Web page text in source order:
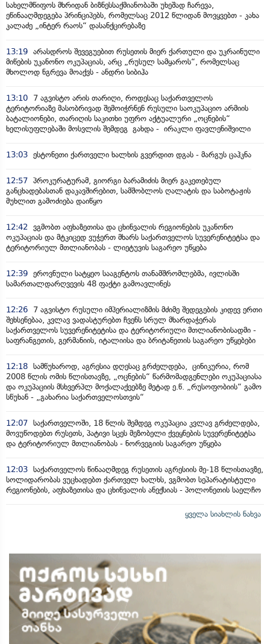
სახელმწიფოს მხრიდან ბიზნესსაქმიანობაში უხეშად ჩარევა,
ეწინააღმდეგება პრინციპებს, რომელსაც 2012 წლიდან მოვყვებთ - კახა
კალაძე „ინტერ რაოს“ დასანქცირებაზე
13:19 არასდროს შევეგუებით რუსეთის მიერ ქართული და უკრაინული
მიწების უკანონო ოკუპაციას, არც „რუსულ სამყაროს“, რომელსაც
მხოლოდ ნგრევა მოაქვს - ანდრი სიბიჰა
13:10
7 აგვისტო არის თარიღი, როდესაც საქართველოს
ტერიტორიაზე მასობრივად შემოიჭრნენ რუსული საოკუპაციო არმიის
ბატალიონები, თარიღის საკითხი უფრო აქტუალური „ოცნების“
ხელისუფლებაში მოსვლის შემდეგ გახდა - ირაკლი ფავლენიშვილი
13:03 ესტონეთი ქართველი ხალხის გვერდით დგას - მარგუს ცაჰკნა
12:57 პროკურატურამ, გიორგი ბარამიძის მიერ გაკეთებულ
განცხადებასთან დაკავშირებით, სამშობლოს ღალატის და საბოტაჟის
მუხლით გამოძიება დაიწყო
12:42 ვგმობთ აფხაზეთისა და ცხინვალის რეგიონების უკანონო
ოკუპაციას და მტკიცედ ვუჭერთ მხარს საქართველოს სუვერენიტეტსა და
ტერიტორიულ მთლიანობას - ლიეტუვის საგარეო უწყება
12:39 ეროვნული სატყეო სააგენტოს თანამშრომლებმა, ივლისში
სამართალდარღვევის 48 ფაქტი გამოავლინეს
12:26
7 აგვისტო რუსული იმპერიალიზმის მძიმე შედეგების კიდევ ერთი
შეხსენებაა, კვლავ ვადასტურებთ ჩვენს სრულ მხარდაჭერას
საქართველოს სუვერენიტეტისა და ტერიტორიული მთლიანობისადმი -
საფრანგეთის, გერმანიის, იტალიისა და ბრიტანეთის საგარეო უწყებები
12:18 სამწუხაროდ, აგრესია დღესაც გრძელდება, ცინიკურია, რომ
2008 წლის ომის წლისთავზე, „ოცნების“ წარმომადგენლები ოკუპაციასა
და ოკუპაციის მსხვერპლ მოქალაქეებზე მეტად ე.წ. „რუსოფობიის“ გამო
სწუხან - „გახარია საქართველოსთვის“
12:07 საქართველოში, 18 წლის შემდეგ ოკუპაცია კვლავ გრძელდება,
მოვუწოდებთ რუსეთს, პატივი სცეს მეზობელი ქვეყნების სუვერენიტეტსა
და ტერიტორიულ მთლიანობას - ნორვეგიის საგარეო უწყება
12:03 საქართველოს წინააღმდეგ რუსეთის აგრესიის მე-18 წლისთავზე,
სოლიდარობას ვუცხადებთ ქართველ ხალხს, ვგმობთ სეპარატისტული
რეგიონების, აფხაზეთისა და ცხინვალის ანექსიას - პოლონეთის საელჩო
ყველა სიახლის ნახვა